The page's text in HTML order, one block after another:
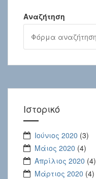
Αναζήτηση
Ιστορικό
Ιούνιος 2020 (3)
Μάιος 2020 (4)
Απρίλιος 2020 (4)
Μάρτιος 2020 (4)